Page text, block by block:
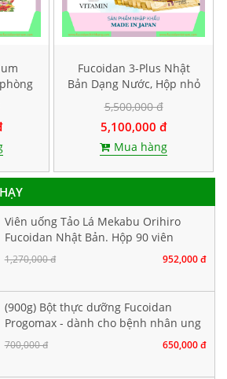
Hộp
Fucoidan 3-Plus Nhật
Bản Dạng Nước, Hộp nhỏ
10 gói
5,500,000 đ
5,100,000 đ
Mua hàng
Viên uống Tảo Lá Mekabu Orihiro
Fucoidan Nhật Bản. Hộp 90 viên
1,270,000 đ 952,000 đ
(900g) Bột thực dưỡng Fucoidan
Progomax - dành cho bệnh nhân ung
thư
700,000 đ 650,000 đ